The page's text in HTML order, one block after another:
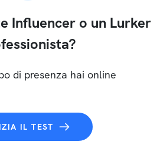
Influencer o un Lurker
di presenza hai online
IL TEST